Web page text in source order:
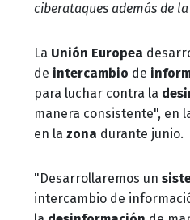
ciberataques además de
La Unión Europea
de intercambio de
para luchar contra la
manera consistente", en
en la zona durante junio.
"Desarrollaremos un
intercambio de